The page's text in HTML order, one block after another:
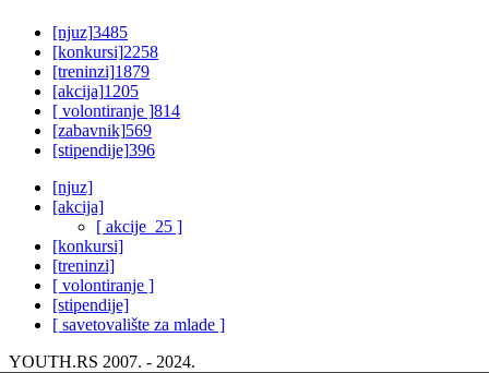
[njuz]3485
[konkursi]2258
[treninzi]1879
[akcija]1205
[ volontiranje ]814
[zabavnik]569
[stipendije]396
[njuz]
[akcija]
[ akcije_25 ]
[konkursi]
[treninzi]
[ volontiranje ]
[stipendije]
[ savetovalište za mlade ]
YOUTH.RS 2007. - 2024.